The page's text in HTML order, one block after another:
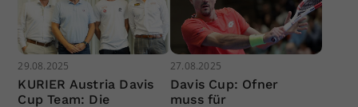
29.08.2025
KURIER Austria Davis
Cup Team: Die
27.08.2025
Davis Cup: Ofner
muss für